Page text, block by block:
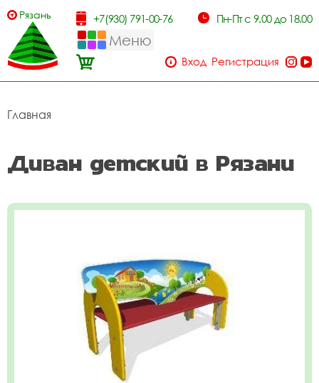
Рязань +7(930) 791-00-76 Пн-Пт с 9.00 до 18.00
Меню
Вход Регистрация
Главная
Диван детский в Рязани